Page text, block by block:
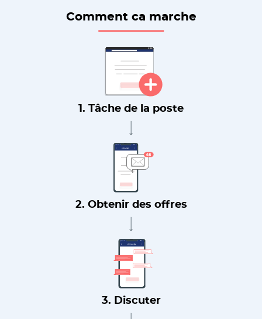
Comment ca marche
1. Tâche de la poste
2. Obtenir des offres
3. Discuter